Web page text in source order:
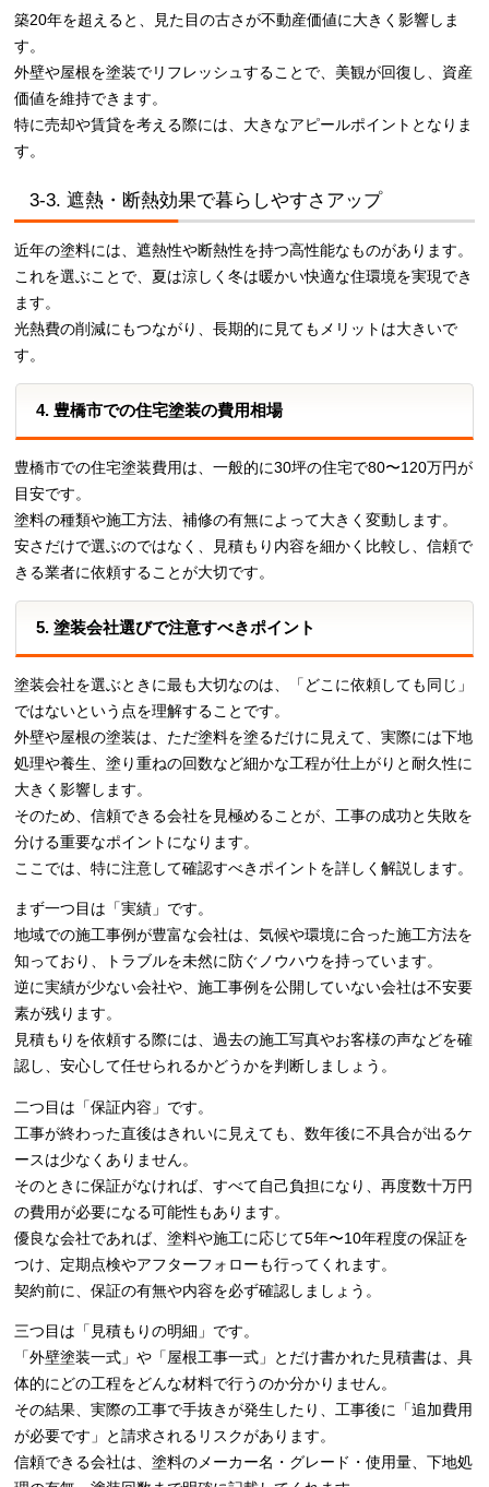
築20年を超えると、見た目の古さが不動産価値に大きく影響しま
す。
外壁や屋根を塗装でリフレッシュすることで、美観が回復し、資産
価値を維持できます。
特に売却や賃貸を考える際には、大きなアピールポイントとなりま
す。
3-3. 遮熱・断熱効果で暮らしやすさアップ
近年の塗料には、遮熱性や断熱性を持つ高性能なものがあります。
これを選ぶことで、夏は涼しく冬は暖かい快適な住環境を実現でき
ます。
光熱費の削減にもつながり、長期的に見てもメリットは大きいで
す。
4. 豊橋市での住宅塗装の費用相場
豊橋市での住宅塗装費用は、一般的に30坪の住宅で80〜120万円が
目安です。
塗料の種類や施工方法、補修の有無によって大きく変動します。
安さだけで選ぶのではなく、見積もり内容を細かく比較し、信頼で
きる業者に依頼することが大切です。
5. 塗装会社選びで注意すべきポイント
塗装会社を選ぶときに最も大切なのは、「どこに依頼しても同じ」
ではないという点を理解することです。
外壁や屋根の塗装は、ただ塗料を塗るだけに見えて、実際には下地
処理や養生、塗り重ねの回数など細かな工程が仕上がりと耐久性に
大きく影響します。
そのため、信頼できる会社を見極めることが、工事の成功と失敗を
分ける重要なポイントになります。
ここでは、特に注意して確認すべきポイントを詳しく解説します。
まず一つ目は「実績」です。
地域での施工事例が豊富な会社は、気候や環境に合った施工方法を
知っており、トラブルを未然に防ぐノウハウを持っています。
逆に実績が少ない会社や、施工事例を公開していない会社は不安要
素が残ります。
見積もりを依頼する際には、過去の施工写真やお客様の声などを確
認し、安心して任せられるかどうかを判断しましょう。
二つ目は「保証内容」です。
工事が終わった直後はきれいに見えても、数年後に不具合が出るケ
ースは少なくありません。
そのときに保証がなければ、すべて自己負担になり、再度数十万円
の費用が必要になる可能性もあります。
優良な会社であれば、塗料や施工に応じて5年〜10年程度の保証を
つけ、定期点検やアフターフォローも行ってくれます。
契約前に、保証の有無や内容を必ず確認しましょう。
三つ目は「見積もりの明細」です。
「外壁塗装一式」や「屋根工事一式」とだけ書かれた見積書は、具
体的にどの工程をどんな材料で行うのか分かりません。
その結果、実際の工事で手抜きが発生したり、工事後に「追加費用
が必要です」と請求されるリスクがあります。
信頼できる会社は、塗料のメーカー名・グレード・使用量、下地処